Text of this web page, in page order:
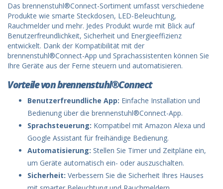
Das brennenstuhl®Connect-Sortiment umfasst verschiedene
Produkte wie smarte Steckdosen, LED-Beleuchtung,
Rauchmelder und mehr. Jedes Produkt wurde mit Blick auf
Benutzerfreundlichkeit, Sicherheit und Energieeffizienz
entwickelt. Dank der Kompatibilität mit der
brennenstuhl®Connect-App und Sprachassistenten können Sie
Ihre Geräte aus der Ferne steuern und automatisieren.
Vorteile von brennenstuhl®Connect
Benutzerfreundliche App: Einfache Installation und
Bedienung über die brennenstuhl®Connect-App.
Sprachsteuerung: Kompatibel mit Amazon Alexa und
Google Assistant für freihändige Bedienung.
Automatisierung: Stellen Sie Timer und Zeitpläne ein,
um Geräte automatisch ein- oder auszuschalten.
Sicherheit: Verbessern Sie die Sicherheit Ihres Hauses